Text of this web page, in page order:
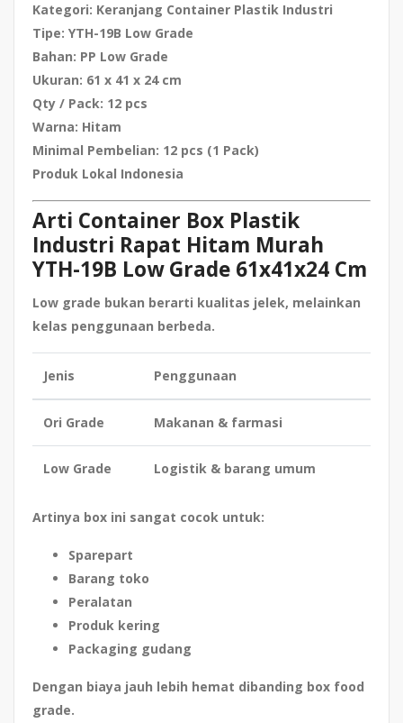
Kategori: Keranjang Container Plastik Industri
Tipe: YTH-19B Low Grade
Bahan: PP Low Grade
Ukuran: 61 x 41 x 24 cm
Qty / Pack: 12 pcs
Warna: Hitam
Minimal Pembelian: 12 pcs (1 Pack)
Produk Lokal Indonesia
Arti Container Box Plastik
Industri Rapat Hitam Murah
YTH-19B Low Grade 61x41x24 Cm
Low grade bukan berarti kualitas jelek, melainkan
kelas penggunaan berbeda.
Jenis Penggunaan
Ori Grade Makanan & farmasi
Low Grade Logistik & barang umum
Artinya box ini sangat cocok untuk:
Sparepart
Barang toko
Peralatan
Produk kering
Packaging gudang
Dengan biaya jauh lebih hemat dibanding box food
grade.